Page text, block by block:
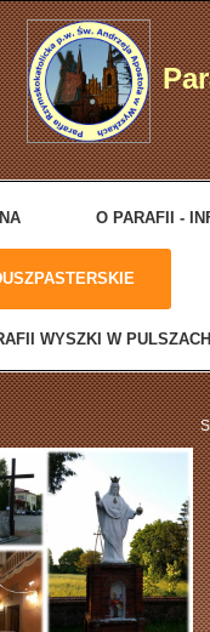
O PARAFII -
WYSZKI W PULSZACH